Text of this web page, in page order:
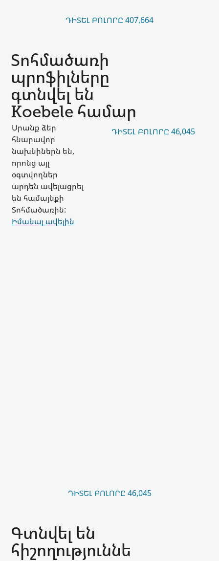
ԴԻՏԵԼ ԲՈԼՈՐԸ 407,664
Տոհմածառի
պրոֆիլները
գտնվել են
Koebele համար
Սրանք ձեր
հնարավոր
նախնիներն են,
որոնց այլ
օգտվողներ
արդեն ավելացրել
են համայնքի
Տոհմածառին:
Իմանալ ավելին
ԴԻՏԵԼ ԲՈԼՈՐԸ 46,045
ԴԻՏԵԼ ԲՈԼՈՐԸ 46,045
Գտնվել են
հիշողություննե